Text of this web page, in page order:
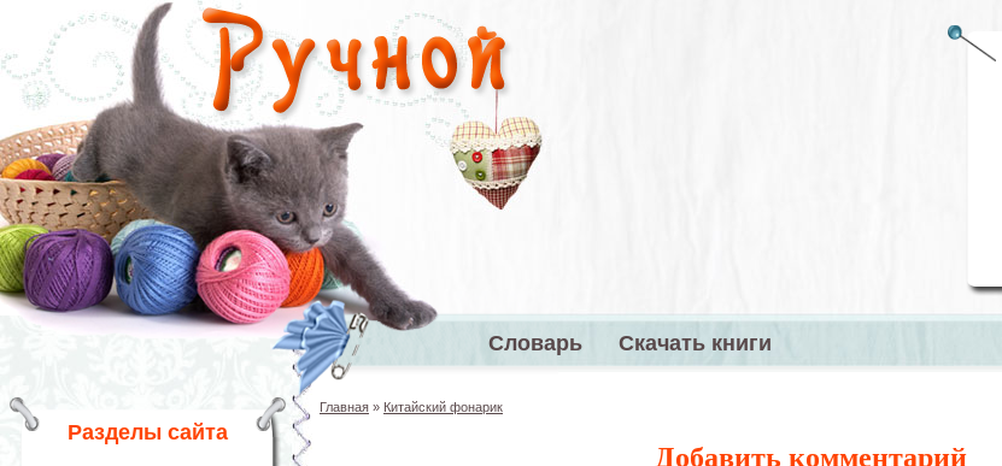
Перейти к основному содержанию
Главное меню
Словарь Скачать книги
Разделы сайта
Главная » Китайский фонарик
Добавить комментарий